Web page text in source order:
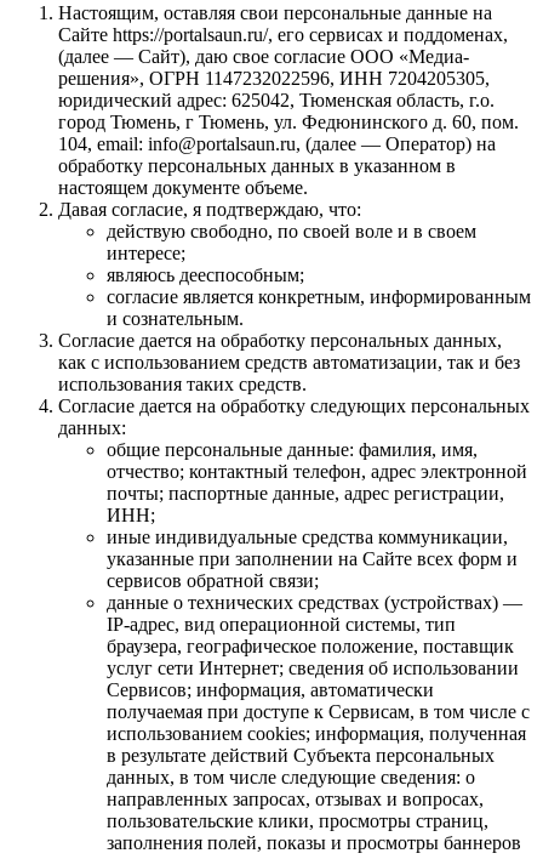
Настоящим, оставляя свои персональные данные на
Сайте https://portalsaun.ru/, его сервисах и поддоменах,
(далее — Сайт), даю свое согласие ООО «Медиа-
решения», ОГРН 1147232022596, ИНН 7204205305,
юридический адрес: 625042, Тюменская область, г.о.
город Тюмень, г Тюмень, ул. Федюнинского д. 60, пом.
104, email: info@portalsaun.ru, (далее — Оператор) на
обработку персональных данных в указанном в
настоящем документе объеме.
Давая согласие, я подтверждаю, что:
действую свободно, по своей воле и в своем
интересе;
являюсь дееспособным;
согласие является конкретным, информированным
и сознательным.
Согласие дается на обработку персональных данных,
как с использованием средств автоматизации, так и без
использования таких средств.
Согласие дается на обработку следующих персональных
данных:
общие персональные данные: фамилия, имя,
отчество; контактный телефон, адрес электронной
почты; паспортные данные, адрес регистрации,
ИНН;
иные индивидуальные средства коммуникации,
указанные при заполнении на Сайте всех форм и
сервисов обратной связи;
данные о технических средствах (устройствах) —
IP-адрес, вид операционной системы, тип
браузера, географическое положение, поставщик
услуг сети Интернет; сведения об использовании
Сервисов; информация, автоматически
получаемая при доступе к Сервисам, в том числе с
использованием cookies; информация, полученная
в результате действий Субъекта персональных
данных, в том числе следующие сведения: о
направленных запросах, отзывах и вопросах,
пользовательские клики, просмотры страниц,
заполнения полей, показы и просмотры баннеров